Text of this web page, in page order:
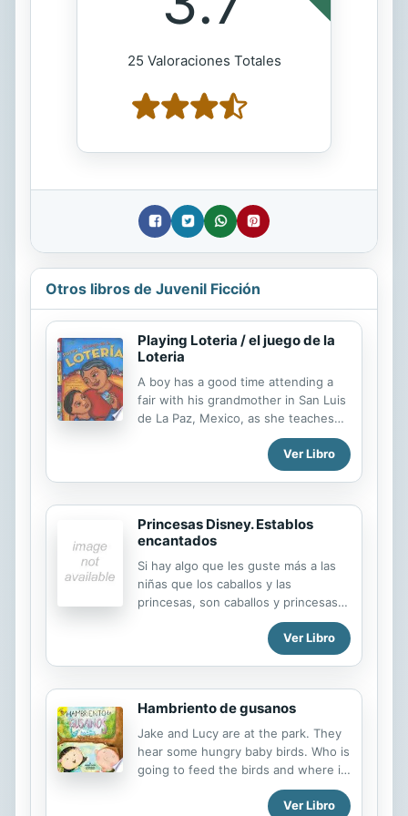
25 Valoraciones Totales
Otros libros de Juvenil Ficción
Playing Loteria / el juego de la
Loteria
A boy has a good time attending a
fair with his grandmother in San Luis
de La Paz, Mexico, as she teaches
him Spanish words and phrases and
he teaches her English.
Ver Libro
Princesas Disney. Establos
encantados
Si hay algo que les guste más a las
niñas que los caballos y las
princesas, son caballos y princesas
juntos. Ahora, esta combinación
viene en un formato de lujo, en el
que Bella, Cenicienta y Blancanieves
completamente nueva con sus
nobles y fieles amigos caballos.
Únete a Bella en sus esfuerzos por
animar al misteriosamente
melancólico Phillipe; maravíllate ante
pobre y torpe Frou en un concurso
Ver Libro
Hambriento de gusanos
Jake and Lucy are at the park. They
hear some hungry baby birds. Who is
going to feed the birds and where is
Ver Libro